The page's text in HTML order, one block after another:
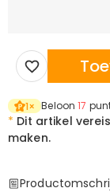
1× Beloon17
* Dit artikel
maken.